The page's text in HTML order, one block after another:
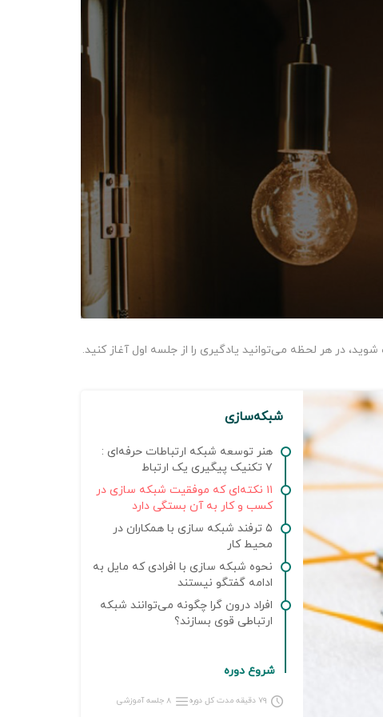
در هر لحظه می‌توانید یادگیری را از جلسه اول آغاز کنید.
شبکه‌سازی
هنر توسعه شبکه ارتباطات حرفه‌ای :
۷ تکنیک پیگیری یک ارتباط
۱۱ نکته‌ای که موفقیت شبکه سازی در
کسب و کار به آن بستگی دارد
۵ ترفند شبکه سازی با همکاران در
محیط کار
نحوه شبکه سازی با افرادی که مایل به
ادامه گفتگو نیستند
افراد درون گرا چگونه می‌توانند شبکه
ارتباطی قوی بسازند؟
شروع دوره
۷۹ دقیقه مدت کل دوره ۸ جلسه آموزشی